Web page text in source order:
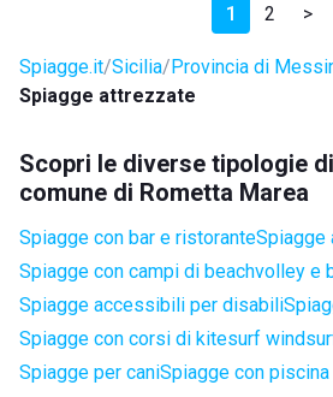
1 2 >
Spiagge.it Sicilia Provincia di
Spiagge attrezzate
Scopri le diverse tipologie
comune di Rometta Marea
Spiagge con bar e ristoranteSpiagge
Spiagge con campi di beachvolley e
Spiagge accessibili per disabili
Spiagge con corsi di kitesurf
Spiagge per caniSpiagge con